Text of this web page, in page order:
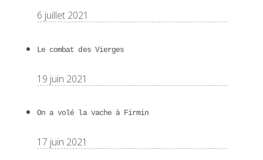
6 juillet 2021
Le combat des Vierges
19 juin 2021
On a volé la vache à Firmin
17 juin 2021